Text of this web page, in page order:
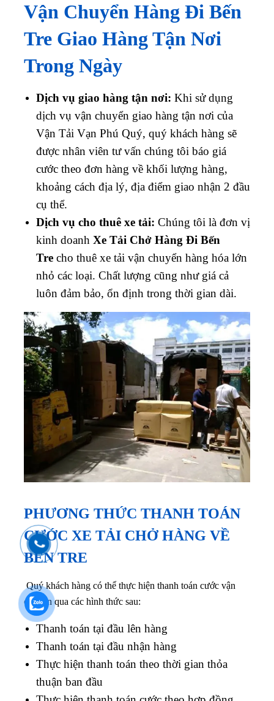
Vận Chuyển Hàng Đi Bến
Tre Giao Hàng Tận Nơi
Trong Ngày
Dịch vụ giao hàng tận nơi: Khi sử dụng
dịch vụ vận chuyển giao hàng tận nơi của
Vận Tải Vạn Phú Quý, quý khách hàng sẽ
được nhân viên tư vấn chúng tôi báo giá
cước theo đơn hàng về khối lượng hàng,
khoảng cách địa lý, địa điểm giao nhận 2 đầu
cụ thể.
Dịch vụ cho thuê xe tải: Chúng tôi là đơn vị
kinh doanh Xe Tải Chở Hàng Đi Bến
Tre cho thuê xe tải vận chuyển hàng hóa lớn
nhỏ các loại. Chất lượng cũng như giá cả
luôn đảm bảo, ổn định trong thời gian dài.
PHƯƠNG THỨC THANH TOÁN
CƯỚC XE TẢI CHỞ HÀNG VỀ
BẾN TRE
Quý khách hàng có thể thực hiện thanh toán cước vận
chuyển qua các hình thức sau:
Thanh toán tại đầu lên hàng
Thanh toán tại đầu nhận hàng
Thực hiện thanh toán theo thời gian thỏa
thuận ban đầu